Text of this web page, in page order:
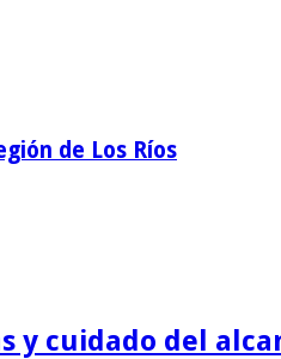
de Los Ríos
y cuidado del